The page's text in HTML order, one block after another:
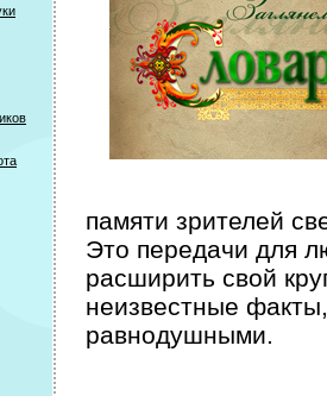
памяти зрителей
Это передачи для
расширить свой
неизвестные
равнодушными.